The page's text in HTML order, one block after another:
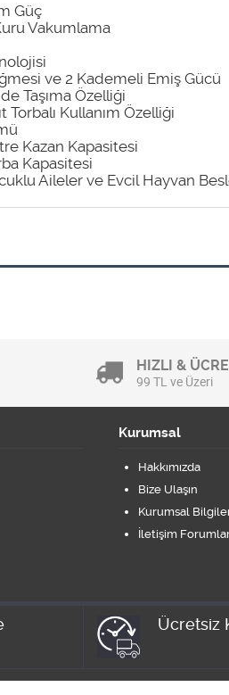
Güç
Vakumlama
ve 2 Kademeli Emiş Gücü
Taşıma Özelliği
Torbalı Kullanım Özelliği
Kazan Kapasitesi
Kapasitesi
Aileler ve Evcil Hayvan
HIZLI &
99 TL ve Üzeri
Kurumsal
Hakkımızda
Bize Ulaşın
Kurumsal
İletişim
Ücretsiz